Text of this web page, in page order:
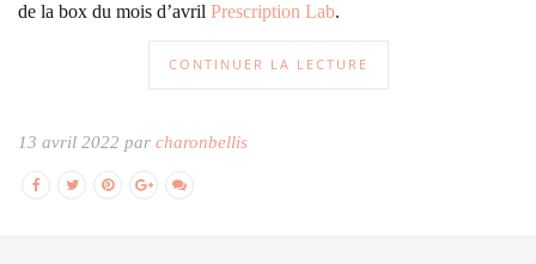
de la box du mois d’avril Prescription Lab.
CONTINUER LA LECTURE
13 avril 2022 par charonbellis